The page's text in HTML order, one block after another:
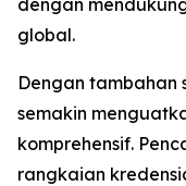
dengan
global.
Dengan tambahan
semakin
komprehensif.
rangkaian